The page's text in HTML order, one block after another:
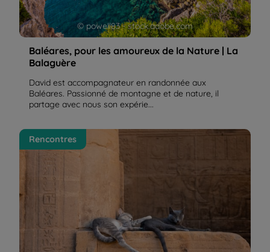
© powell83 - stock.adobe.com
Baléares, pour les amoureux de la Nature | La
Balaguère
David est accompagnateur en randonnée aux
Baléares. Passionné de montagne et de nature, il
partage avec nous son expérie...
L’Egypte comme au temps des pharaons : récit de
voyage | La Balaguère
Rencontres